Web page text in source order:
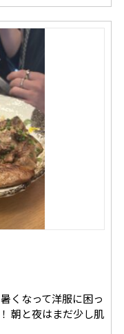
くなって洋服に困っ
朝と夜はまだ少し肌